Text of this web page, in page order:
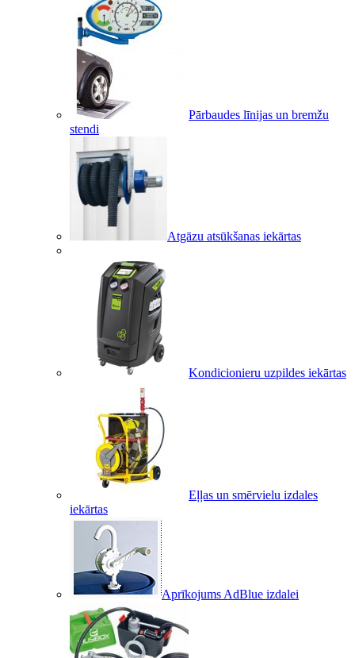
Pārbaudes līnijas un bremžu
stendi
Atgāzu atsūkšanas iekārtas
Kondicionieru uzpildes iekārtas
Eļļas un smērvielu izdales
iekārtas
Aprīkojums AdBlue izdalei